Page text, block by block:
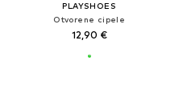
PLAYSHOES
Otvorene cipele
12,90 €